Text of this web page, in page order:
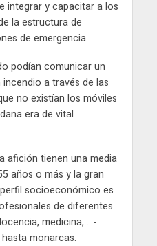
integrar y capacitar a los
la estructura de
de emergencia.
podían comunicar un
a través de las
no existían los móviles
era de vital
afición tienen una media
años o más y la gran
socioeconómico es
de diferentes
medicina, …-
monarcas.